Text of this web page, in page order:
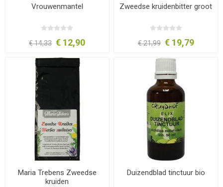
Vrouwenmantel
€ 14,33 € 12,90
Zweedse kruidenbitter groot
€ 21,99 € 19,79
Maria Trebens Zweedse
kruiden
Duizendblad tinctuur bio